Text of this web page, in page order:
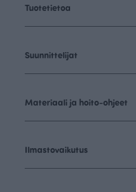
Tuotetietoa
Suunnittelijat
Materiaali ja hoito-ohjeet
Ilmastovaikutus